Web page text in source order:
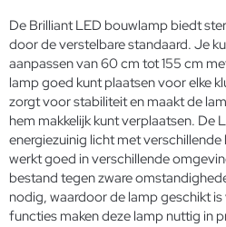
De Brilliant LED bouwlamp biedt
door de verstelbare standaard. Je
aanpassen van 60 cm tot 155 cm
lamp goed kunt plaatsen voor elke
zorgt voor stabiliteit en maakt de
hem makkelijk kunt verplaatsen.
energiezuinig licht met
werkt goed in verschillende
bestand tegen zware
nodig, waardoor de lamp geschikt
functies maken deze lamp nuttig in